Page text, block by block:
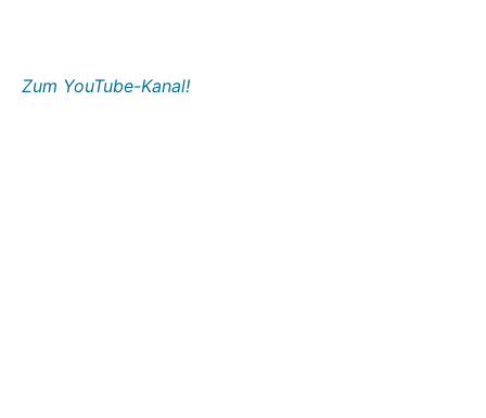
Zum YouTube-Kanal!